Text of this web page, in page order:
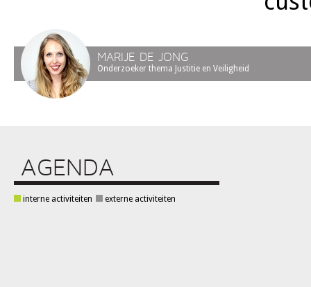
MARIJE DE JONG
Onderzoeker thema Justitie en Veiligheid
AGENDA
interne activiteiten externe activiteiten